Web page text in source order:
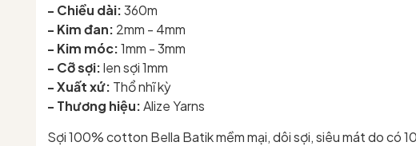
- Chiều dài:360m
- Kim đan: 2mm - 4mm
- Kim móc:1mm - 3mm
- Cỡ sợi:len sợi 1mm
- Xuất xứ: Thổ nhĩ kỳ
- Thương hiệu:Alize Yarns
Sợi 100% cotton Bella Batik mềm mại, dôi sợi, siêu mát do có